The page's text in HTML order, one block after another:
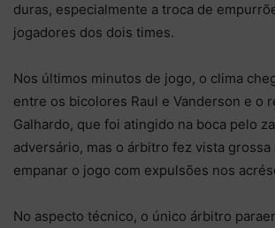
duras, especialmente a troca de
jogadores dos dois times.
Nos últimos minutos de jogo, o clima
entre os bicolores Raul e Vanderson e o
Galhardo, que foi atingido na boca pelo
adversário, mas o árbitro fez vista grossa
empanar o jogo com expulsões nos
No aspecto técnico, o único árbitro